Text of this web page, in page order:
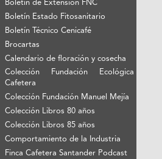
Boletín de Extensión FNC
Boletín Estado Fitosanitario
Boletín Técnico Cenicafé
Brocartas
Calendario de floración y cosecha
Colección Fundación Ecológica
Cafetera
Colección Fundación Manuel Mejía
Colección Libros 80 años
Colección Libros 85 años
Comportamiento de la Industria
Finca Cafetera Santander Podcast